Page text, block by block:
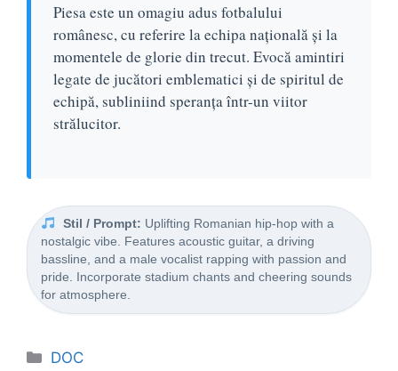
Piesa este un omagiu adus fotbalului
românesc, cu referire la echipa națională și la
momentele de glorie din trecut. Evocă amintiri
legate de jucători emblematici și de spiritul de
echipă, subliniind speranța într-un viitor
strălucitor.
Stil / Prompt: Uplifting Romanian hip-hop with a
nostalgic vibe. Features acoustic guitar, a driving
bassline, and a male vocalist rapping with passion and
pride. Incorporate stadium chants and cheering sounds
for atmosphere.
Categorii
DOC